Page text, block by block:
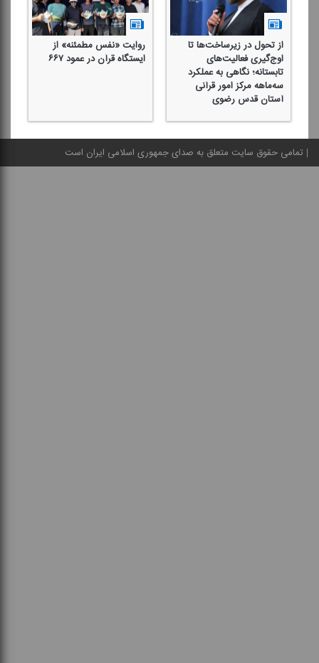
از تحول در زیرساخت‌ها تا
اوج‌گیری فعالیت‌های
تابستانه؛ نگاهی به عملكرد
سه‌ماهه مركز امور قرآنی
آستان قدس رضوی
روایت «نفس مطمئنه» از
ایستگاه قرآن در عمود ۶۶۷
تمامی حقوق سایت متعلق به صدای جمهوری اسلامی ایران است